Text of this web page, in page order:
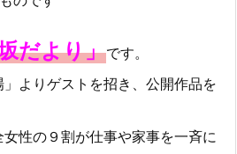
だより」です。
よりゲストを招き、公開作品を
性の９割が仕事や家事を一斉に